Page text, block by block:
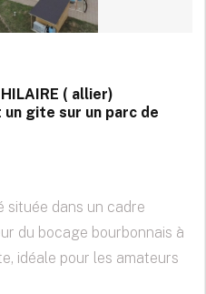
( allier)
gite sur un parc de
située dans un cadre
du bocage bourbonnais à
idéale pour les amateurs